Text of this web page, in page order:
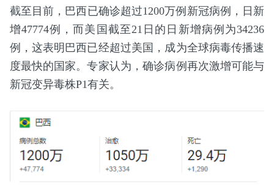
截至目前，巴西已确诊超过1200万例新冠病例，日新
增47774例，而美国截至21日的日新增病例为34236
例，这表明巴西已经超过美国，成为全球病毒传播速
度最快的国家。专家认为，确诊病例再次激增可能与
新冠变异毒株P1有关。